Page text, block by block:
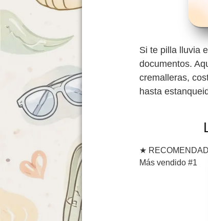
Si te pilla lluvia
documentos.
cremalleras,
hasta
★
Más vendido #1